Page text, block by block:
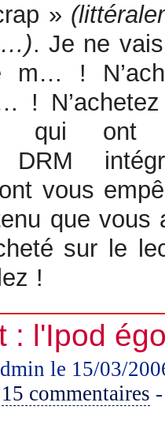
»
. Je ne
m… !
!
qui ont
DRM
vous
que vous
sur le
!
: l'Ipod
le 15/03/
15 commentaires